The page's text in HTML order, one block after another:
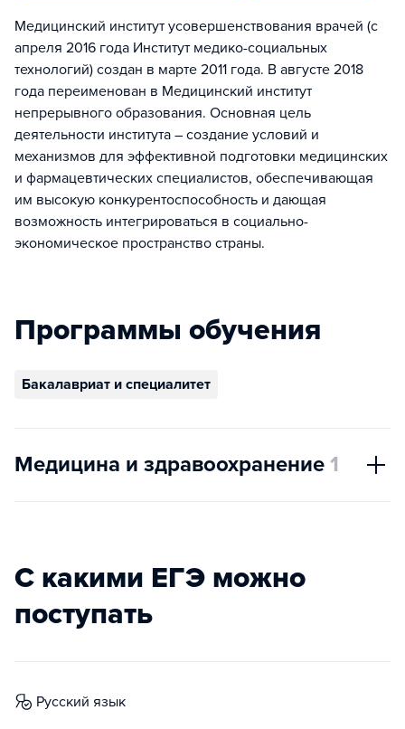
Медицинский институт усовершенствования врачей (с
апреля 2016 года Институт медико-социальных
технологий) создан в марте 2011 года. В августе 2018
года переименован в Медицинский институт
непрерывного образования. Основная цель
деятельности института – создание условий и
механизмов для эффективной подготовки медицинских
и фармацевтических специалистов, обеспечивающая
им высокую конкурентоспособность и дающая
возможность интегрироваться в социально-
экономическое пространство страны.
Программы обучения
Бакалавриат и специалитет
Медицина и здравоохранение 1
С какими ЕГЭ можно
поступать
русский язык